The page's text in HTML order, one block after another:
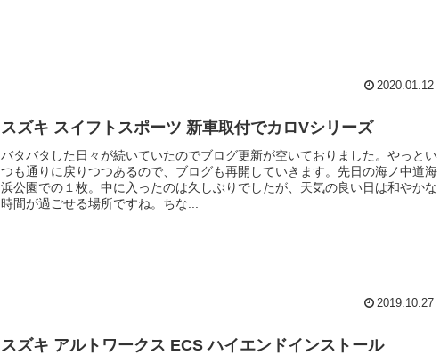
2020.01.12
スズキ スイフトスポーツ 新車取付でカロVシリーズ
バタバタした日々が続いていたのでブログ更新が空いておりました。やっとい
つも通りに戻りつつあるので、ブログも再開していきます。先日の海ノ中道海
浜公園での１枚。中に入ったのは久しぶりでしたが、天気の良い日は和やかな
時間が過ごせる場所ですね。ちな...
2019.10.27
スズキ アルトワークス ECS ハイエンドインストール